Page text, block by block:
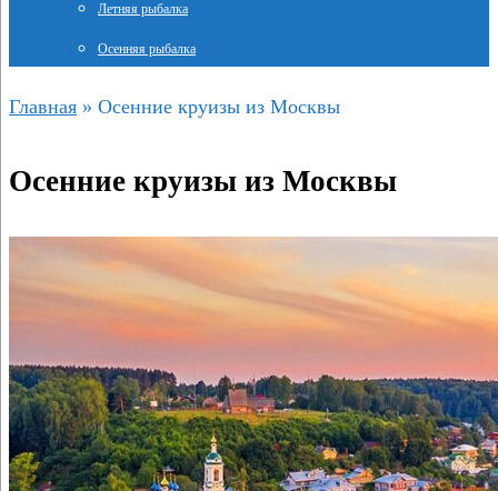
Летняя рыбалка
Осенняя рыбалка
Главная » Осенние круизы из Москвы
Осенние круизы из Москвы